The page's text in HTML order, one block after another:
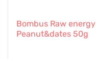
Bombus Raw energy
Peanut&dates 50g